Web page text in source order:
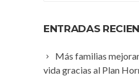
ENTRADAS
Más familias
vida gracias al Plan